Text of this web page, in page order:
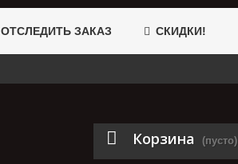
ОТСЛЕДИТЬ ЗАКАЗ СКИДКИ!
Корзина (пусто)